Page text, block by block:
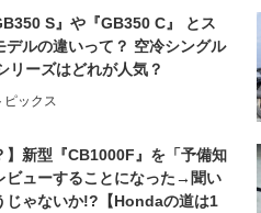
S』や『GB350 C』 とス
デルの違いって？ 空冷シングル
リーズはどれが人気？
ピックス
】新型『CB1000F』を「予備知
ビューすることになった→聞い
じゃないか!?【Hondaの道は1